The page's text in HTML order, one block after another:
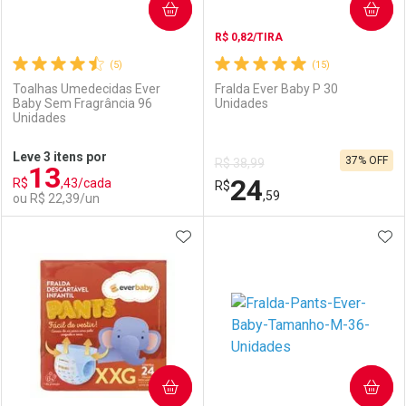
Comprar sem Desconto
Por R$ 23,93/cada
Comprar sem Desconto
Por R$ 23,93/cada
Comprar sem Desconto
Por R$ 36,11/cada
Comprar sem Desconto
Por R$ 36,11/cada
(5)
Toalhas Umedecidas Ever
Baby Sem Fragrância 96
Unidades
Leve 3 itens por
R$13,43/cada
ou R$ 22,39/un
COMPRAR
Laboratório
Por Menos
(15)
R$ 0,82/TIRA
Fralda Ever Baby P 30
Unidades
R$ 38,99
R$24,59
37% OFF
COMPRAR
Laboratório
Por Menos
ADICIONAR AOS FAVORITOS
COMPRAR COMPRAR